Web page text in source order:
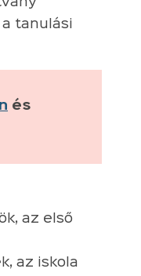
tanulási
és
az első
az iskola